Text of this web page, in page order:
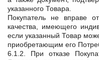
указанного Товара.
Покупатель не вправе
качества, имеющего
если указанный Товар
приобретающим его
6.1.2. При отказе